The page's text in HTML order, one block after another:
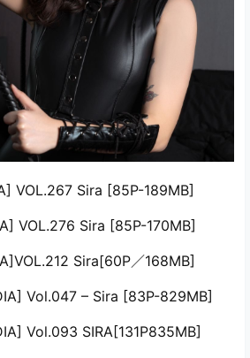
VOL.267 Sira [85P-189MB]
VOL.276 Sira [85P-170MB]
Sira[60P／168MB]
Vol.047 – Sira [83P-829MB]
Vol.093 SIRA[131P835MB]